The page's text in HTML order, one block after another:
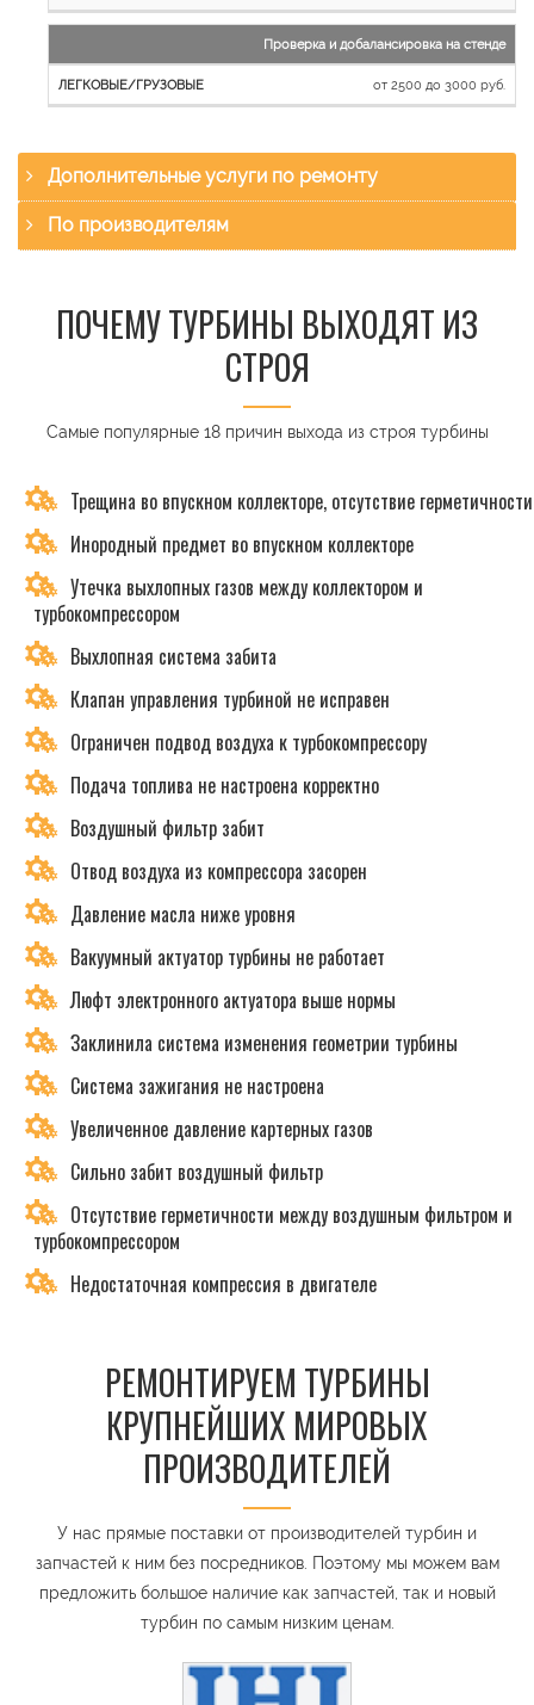
Проверка и добалансировка на стенде
от 2500 до 3000 руб.
Дополнительные услуги по ремонту
По производителям
ПОЧЕМУ ТУРБИНЫ ВЫХОДЯТ ИЗ
СТРОЯ
Самые популярные 18 причин выхода из строя турбины
Трещина во впускном коллекторе, отсутствие герметичности
Инородный предмет во впускном коллекторе
Утечка выхлопных газов между коллектором и
турбокомпрессором
Выхлопная система забита
Клапан управления турбиной не исправен
Ограничен подвод воздуха к турбокомпрессору
Подача топлива не настроена корректно
Воздушный фильтр забит
Отвод воздуха из компрессора засорен
Давление масла ниже уровня
Вакуумный актуатор турбины не работает
Люфт электронного актуатора выше нормы
Заклинила система изменения геометрии турбины
Система зажигания не настроена
Увеличенное давление картерных газов
Сильно забит воздушный фильтр
Отсутствие герметичности между воздушным фильтром и
турбокомпрессором
Недостаточная компрессия в двигателе
РЕМОНТИРУЕМ ТУРБИНЫ
КРУПНЕЙШИХ МИРОВЫХ
ПРОИЗВОДИТЕЛЕЙ
У нас прямые поставки от производителей турбин и
запчастей к ним без посредников. Поэтому мы можем вам
предложить большое наличие как запчастей, так и новый
турбин по самым низким ценам.